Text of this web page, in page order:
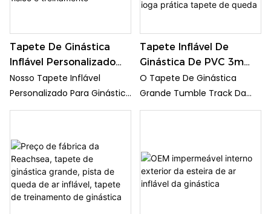
Exercícios.
Tapete De Ginástica
Inflável Personalizado
Com Pista De Ar Para
Ginástica, Ioga, Líderes
E Treinamento
Nosso Tapete Inflável
Personalizado Para Ginástica
Com Pista De Ar É Perfeito
Cheerleading, Fitness E
Treinamento. A Pista De Ar
Oferece Uma Superfície
Segura E Durável Para
Cambalhotas, Giros E A
Tapete Inflável De
Ginástica De PVC 3m
6m Antiderrapante
Taekwondo Cambalhota
Queda
O Tapete De Ginástica
Grande Tumble Track Da
Reachsea Factory Price É
De Ginástica. Com Sua
Construção Durável E
Design Espaçoso, Ele